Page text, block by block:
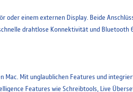
oder einem externen Display. Beide
drahtlose Konnektivität und
Mit unglaublichen Features und
Features wie Schreibtools, Live